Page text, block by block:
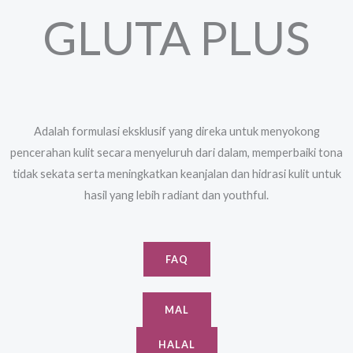
GLUTA PLUS
Adalah formulasi eksklusif yang direka untuk menyokong
pencerahan kulit secara menyeluruh dari dalam, memperbaiki tona
tidak sekata serta meningkatkan keanjalan dan hidrasi kulit untuk
hasil yang lebih radiant dan youthful.
FAQ
MAL
HALAL